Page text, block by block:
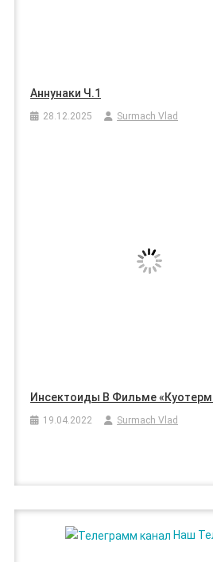
Аннунаки Ч.1
28.12.2025 Surmach Vlad
Инсектоиды В Фильме
19.04.2022 Surmach Vlad
Наш